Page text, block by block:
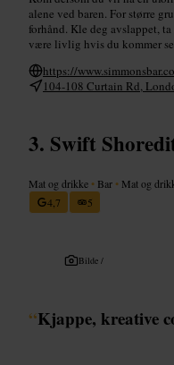
alene ved baren. For større
forhånd. Kle deg avslappet,
være livlig hvis du kommer
https://
104-108 Curtain Rd,
Swift
Mat og drikke • Bar • Mat og
4,7
5
Bilde /
“Kjappe, kreative